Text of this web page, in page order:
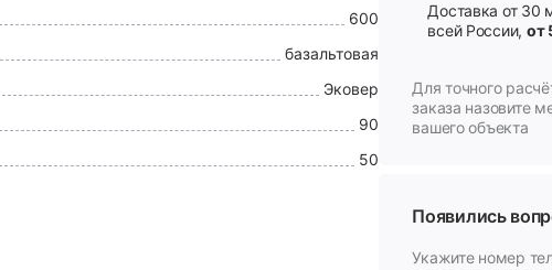
600
базальтовая
Эковер
90
50
Доставка от 30
всей России, от
Для точного
заказа назовите
вашего объекта
Появились
Укажите номер